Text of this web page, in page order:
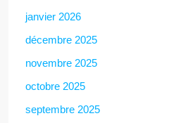
janvier 2026
décembre 2025
novembre 2025
octobre 2025
septembre 2025